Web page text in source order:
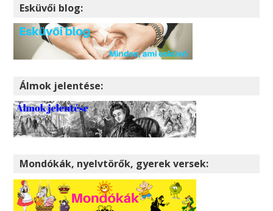
Esküvői blog:
Álmok jelentése:
Mondókák, nyelvtörők, gyerek versek: